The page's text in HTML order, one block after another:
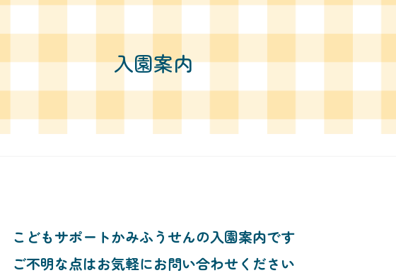
入園案内
こどもサポートかみふうせんの入園案内です
ご不明な点はお気軽にお問い合わせください